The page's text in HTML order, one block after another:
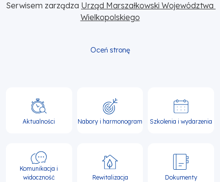
Serwisem zarządza Urząd Marszałkowski Województwa
Wielkopolskiego
Oceń stronę
Główna
nawigacja
Aktualności Nabory i harmonogram Szkolenia i wydarzenia
Komunikacja i
widoczność
Rewitalizacja Dokumenty